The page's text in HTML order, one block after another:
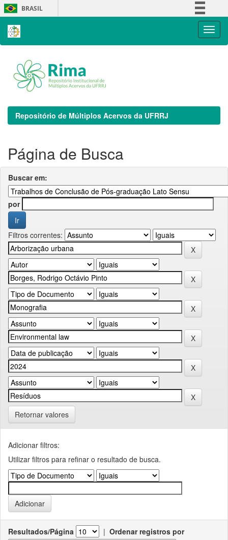
Skip
navigation
BRASIL
Repositório de Múltiplos Acervos da UFRRJ
Página de Busca
Buscar em:
por
Filtros correntes:
Retornar valores
Adicionar filtros:
Utilizar filtros para refinar o resultado de busca.
Resultados/Página | Ordenar registros por